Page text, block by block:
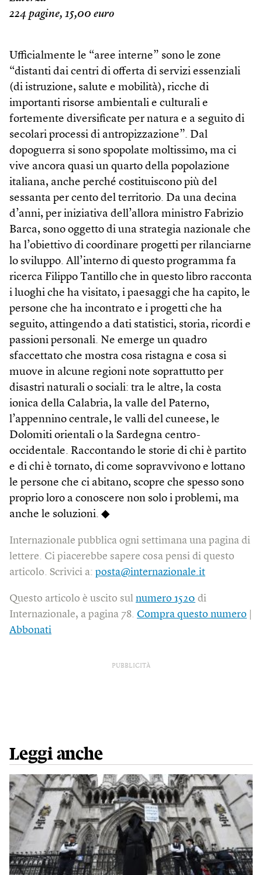
224 pagine, 15,00 euro
Ufficialmente le “aree interne” sono le zone
“distanti dai centri di offerta di servizi essenziali
(di istruzione, salute e mobilità), ricche di
importanti risorse ambientali e culturali e
fortemente diversificate per natura e a seguito di
secolari processi di antropizzazione”. Dal
dopoguerra si sono spopolate moltissimo, ma ci
vive ancora quasi un quarto della popolazione
italiana, anche perché costituiscono più del
sessanta per cento del territorio. Da una decina
d’anni, per iniziativa dell’allora ministro Fabrizio
Barca, sono oggetto di una strategia nazionale che
ha l’obiettivo di coordinare progetti per rilanciarne
lo sviluppo. All’interno di questo programma fa
ricerca Filippo Tantillo che in questo libro racconta
i luoghi che ha visitato, i paesaggi che ha capito, le
persone che ha incontrato e i progetti che ha
seguito, attingendo a dati statistici, storia, ricordi e
passioni personali. Ne emerge un quadro
sfaccettato che mostra cosa ristagna e cosa si
muove in alcune regioni note soprattutto per
disastri naturali o sociali: tra le altre, la costa
ionica della Calabria, la valle del Paterno,
l’appennino centrale, le valli del cuneese, le
Dolomiti orientali o la Sardegna centro-
occidentale. Raccontando le storie di chi è partito
e di chi è tornato, di come sopravvivono e lottano
le persone che ci abitano, scopre che spesso sono
proprio loro a conoscere non solo i problemi, ma
anche le soluzioni. ◆
Internazionale pubblica ogni settimana una pagina di
lettere. Ci piacerebbe sapere cosa pensi di questo
articolo. Scrivici a: posta@internazionale.it
Questo articolo è uscito sul numero 1520 di
Internazionale, a pagina 78. Compra questo numero
Abbonati
PUBBLICITÀ
Leggi anche